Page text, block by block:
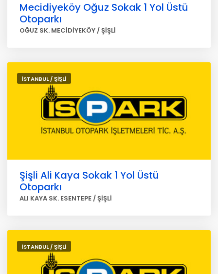
Mecidiyeköy Oğuz Sokak 1 Yol Üstü
Otoparkı
OĞUZ SK. MECİDİYEKÖY / ŞİŞLİ
İSTANBUL / ŞİŞLİ
Şişli Ali Kaya Sokak 1 Yol Üstü
Otoparkı
ALI KAYA SK. ESENTEPE / ŞİŞLİ
İSTANBUL / ŞİŞLİ